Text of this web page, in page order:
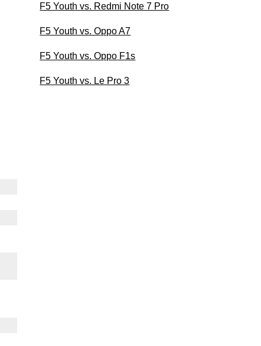
F5 Youth vs. Redmi Note 7 Pro
F5 Youth vs. Oppo A7
F5 Youth vs. Oppo F1s
F5 Youth vs. Le Pro 3